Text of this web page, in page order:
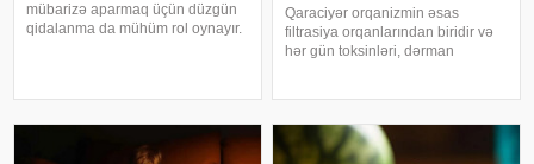
mübarizə aparmaq üçün düzgün
qidalanma da mühüm rol oynayır.
bilər
Qaraciyər orqanizmin əsas
filtrasiya orqanlarından biridir və
hər gün toksinləri, dərman
federal ekspert onkologiya
klinikalar